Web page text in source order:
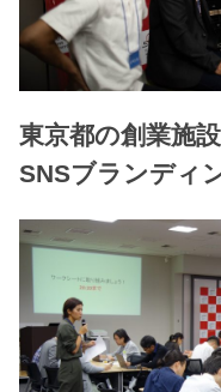
東京都の創業施
SNSブランディ